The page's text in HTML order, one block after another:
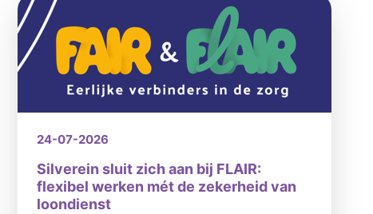
24-07-2026
Silverein sluit zich aan bij FLAIR:
flexibel werken mét de zekerheid van
loondienst